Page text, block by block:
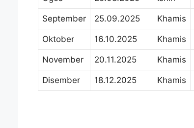
September 25.09.2025 Khamis
Oktober 16.10.2025 Khamis
November 20.11.2025 Khamis
Disember 18.12.2025 Khamis